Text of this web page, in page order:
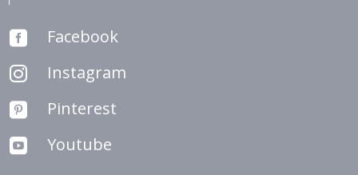
 Facebook
 Instagram
 Pinterest
 Youtube